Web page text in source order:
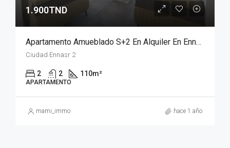
1.900TND
Apartamento Amueblado S+2 En Alquiler En Ennaser 2
Ciudad Ennasr 2
2 2 110m²
APARTAMENTO
mami_immo hace 1 año